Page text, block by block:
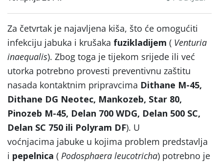
Za četvrtak je najavljena kiša, što će omogućiti
infekciju jabuka i krušaka fuzikladijem ( Venturia
inaequalis). Zbog toga je tijekom srijede ili već
utorka potrebno provesti preventivnu zaštitu
nasada kontaktnim pripravcima Dithane M-45,
Dithane DG Neotec, Mankozeb, Star 80,
Pinozeb M-45, Delan 700 WDG, Delan 500 SC,
Delan SC 750 ili Polyram DF). U
voćnjacima jabuke u kojima problem predstavlja
i pepelnica ( Podosphaera leucotricha) potrebno je